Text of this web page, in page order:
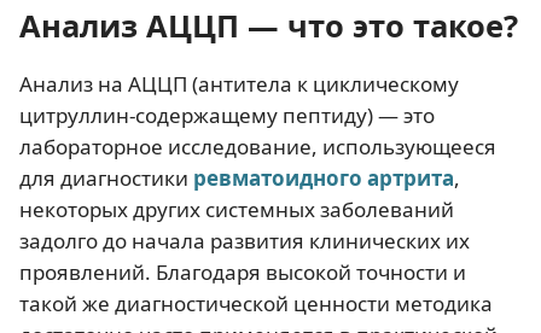
Анализ АЦЦП — что это такое?
Анализ на АЦЦП (антитела к циклическому
цитруллин-содержащему пептиду) — это
лабораторное исследование, использующееся
для диагностики ревматоидного артрита,
некоторых других системных заболеваний
задолго до начала развития клинических их
проявлений. Благодаря высокой точности и
такой же диагностической ценности методика